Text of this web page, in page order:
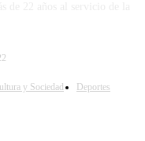
y Sociedad
Deportes